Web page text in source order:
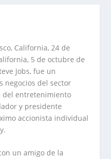
California, 24 de
5 de octubre de
Jobs, fue un
negocios del sector
del entretenimiento
y presidente
accionista individual
un amigo de la